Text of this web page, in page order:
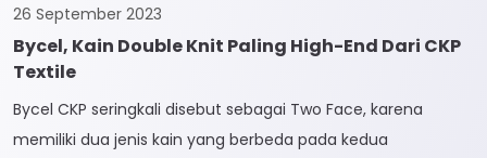
26 September 2023
Bycel, Kain Double Knit Paling High-End Dari CKP
Textile
Bycel CKP seringkali disebut sebagai Two Face, karena
memiliki dua jenis kain yang berbeda pada kedua